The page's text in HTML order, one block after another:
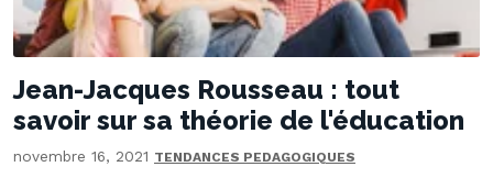
Jean-Jacques Rousseau : tout
savoir sur sa théorie de l'éducation
novembre 16, 2021 TENDANCES PEDAGOGIQUES